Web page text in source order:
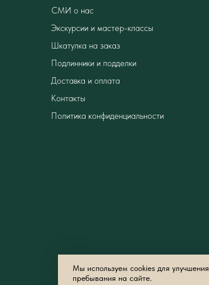
Контакты
Экскурсии и мастер-классы
Подлинники и подделки
Доставка и оплата
Шкатулка на заказ
Политика конфиденциальности
СМИ о нас
Мы используем cookies для
пребывания на сайте.